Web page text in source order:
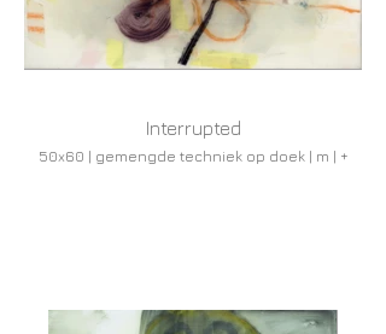
Interrupted
50x60 | gemengde techniek op doek | m | +